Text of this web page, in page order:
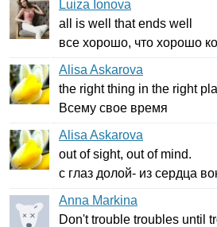
Luiza Ionova
all
is well that ends well
все хорошо, что хорошо
Alisa Askarova
the right thing in the right
Всему свое время
Alisa Askarova
out of sight, out of mind.
с глаз долой- из сердца
Anna Markina
Don't trouble troubles until